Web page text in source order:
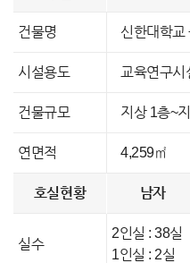
건물명 신한대학교
시설용도 교육연구시
건물규모 지상 1층~
연면적 4,259㎡
호실현황 남자
실수
2인실 : 38실
1인실 : 2실